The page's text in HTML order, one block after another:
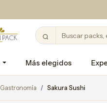
Más elegidos
Gastronomía Sakura Sushi